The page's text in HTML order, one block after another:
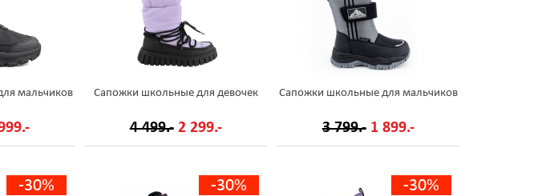
мальчиков Сапожки школьные для девочек
4 499.- 2 299.-
Сапожки школьные для мальчиков
3 799.- 1 899.-
-30% -30% -30%